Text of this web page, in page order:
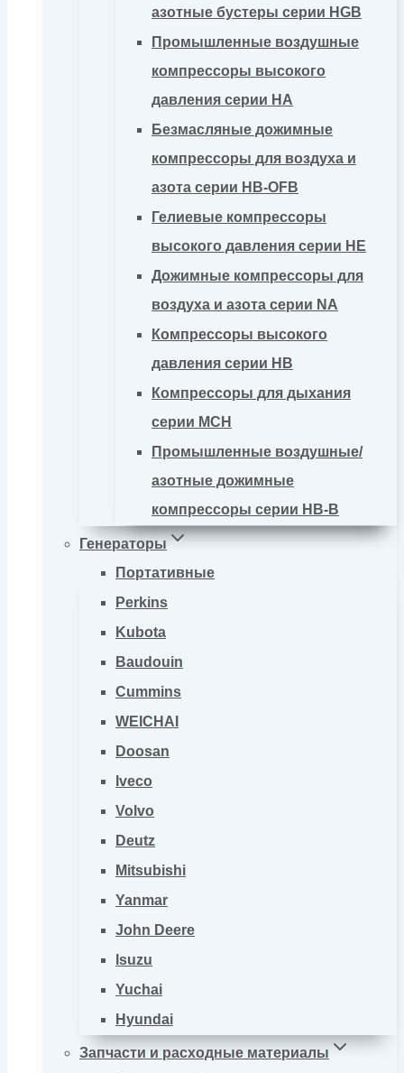
азотные бустеры серии HGB
Промышленные воздушные
компрессоры высокого
давления серии HA
Безмасляные дожимные
компрессоры для воздуха и
азота серии HB-OFB
Гелиевые компрессоры
высокого давления серии HE
Дожимные компрессоры для
воздуха и азота серии NA
Компрессоры высокого
давления серии HB
Компрессоры для дыхания
серии MCH
Промышленные воздушные/
азотные дожимные
компрессоры серии HB-B
Генераторы
Портативные
Perkins
Kubota
Baudouin
Cummins
WEICHAI
Doosan
Iveco
Volvo
Deutz
Mitsubishi
Yanmar
John Deere
Isuzu
Yuchai
Hyundai
Запчасти и расходные материалы